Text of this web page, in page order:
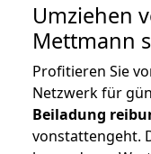
Umziehen
Mettmann
Profitieren Sie
Netzwerk für
Beiladung
vonstattengeht.